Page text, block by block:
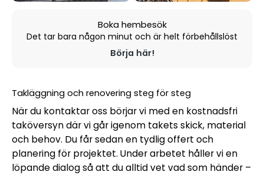
Boka hembesök
Det tar bara någon minut och är helt förbehållslöst
Börja här!
Takläggning och renovering steg för steg
När du kontaktar oss börjar vi med en kostnadsfri
taköversyn där vi går igenom takets skick, material
och behov. Du får sedan en tydlig offert och
planering för projektet. Under arbetet håller vi en
löpande dialog så att du alltid vet vad som händer –